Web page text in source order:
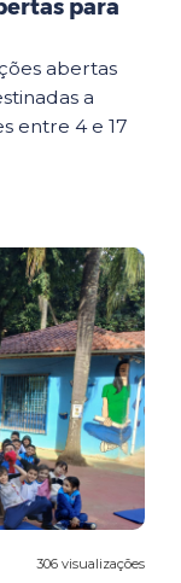
para
abertas
a
entre 4 e 17
306 visualizações